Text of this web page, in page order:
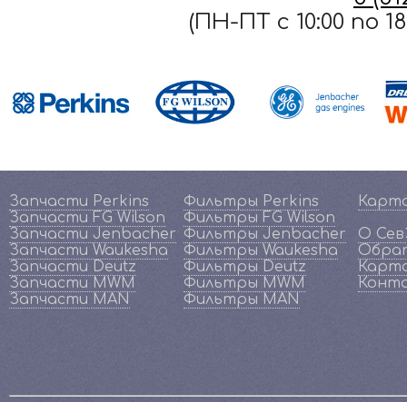
(ПН-ПТ c 10:00 по
Запчасти Perkins
Запчасти FG Wilson
Запчасти Jenbacher
Запчасти Waukesha
Запчасти Deutz
Запчасти MWM
Запчасти MAN
Фильтры Perkins
Фильтры FG Wilson
Фильтры Jenbacher
Фильтры Waukesha
Фильтры Deutz
Фильтры MWM
Фильтры MAN
О